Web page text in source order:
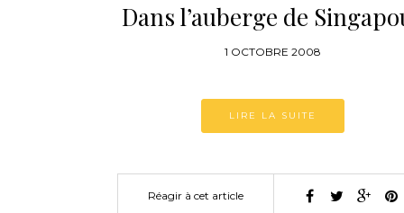
Dans l’auberge de
1 OCTOBRE 2008
LIRE LA SUITE
Réagir à cet article